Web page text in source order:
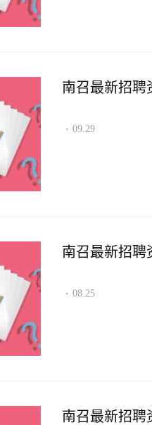
南召最新招聘
· 09.29
南召最新招聘
· 08.25
南召最新招聘